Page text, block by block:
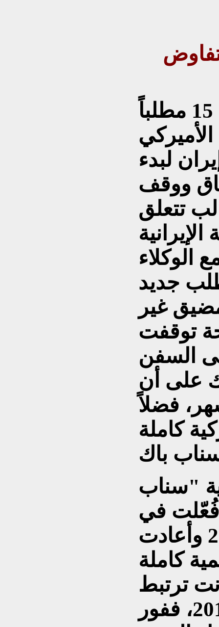
طرحت وثيقة تتضمن 15 مطلباً
لبدء
ووقف
تتعلق
الوكلاء
جديد
غير
توقفت
السفن
على أن
فضلاً
كاملة
"سناب
فُعّلت في
سبتمبر (أيلول) عام 2025 وأعادت
كاملة
ترتبط
بالاتفاق النووي لعام 2015، ففور